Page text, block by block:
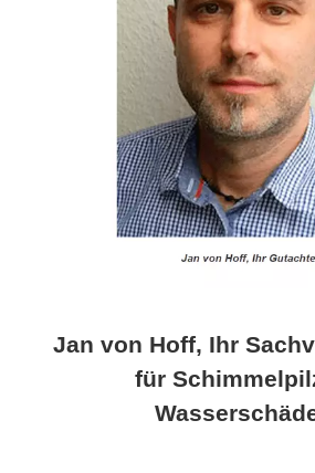
Jan von Hoff, Ihr
für